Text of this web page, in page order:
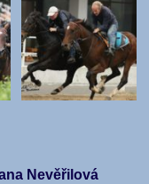
Nevěřilová